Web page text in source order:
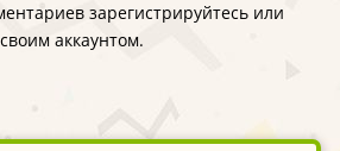
зарегистрируйтесь или
аккаунтом.